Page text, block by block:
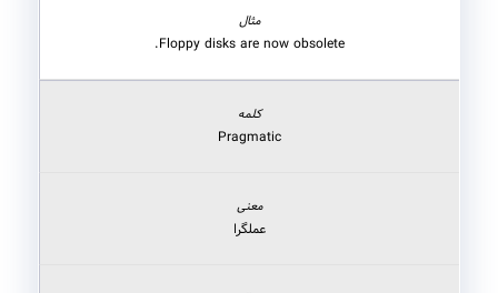
Floppy disks are now obsolete.
Pragmatic
عملگرا